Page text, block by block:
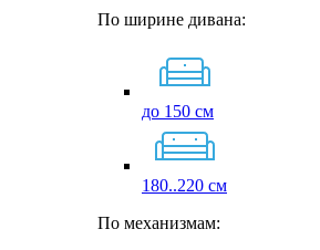
По ширине дивана:
до 150 см
180..220 см
По механизмам: